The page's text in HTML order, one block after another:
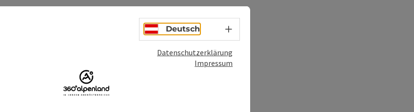
Deutsch Sprachwahl - Menü öffnen
Datenschutzerklärung
Impressum